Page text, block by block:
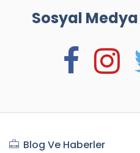
Sosyal Medya
Blog Ve Haberler